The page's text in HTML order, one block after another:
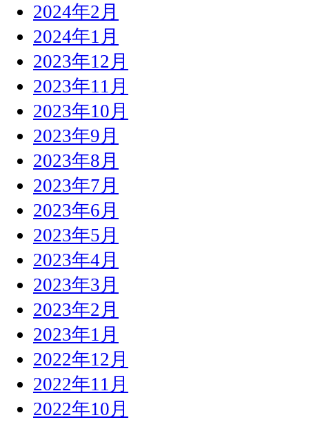
2024年2月
2024年1月
2023年12月
2023年11月
2023年10月
2023年9月
2023年8月
2023年7月
2023年6月
2023年5月
2023年4月
2023年3月
2023年2月
2023年1月
2022年12月
2022年11月
2022年10月